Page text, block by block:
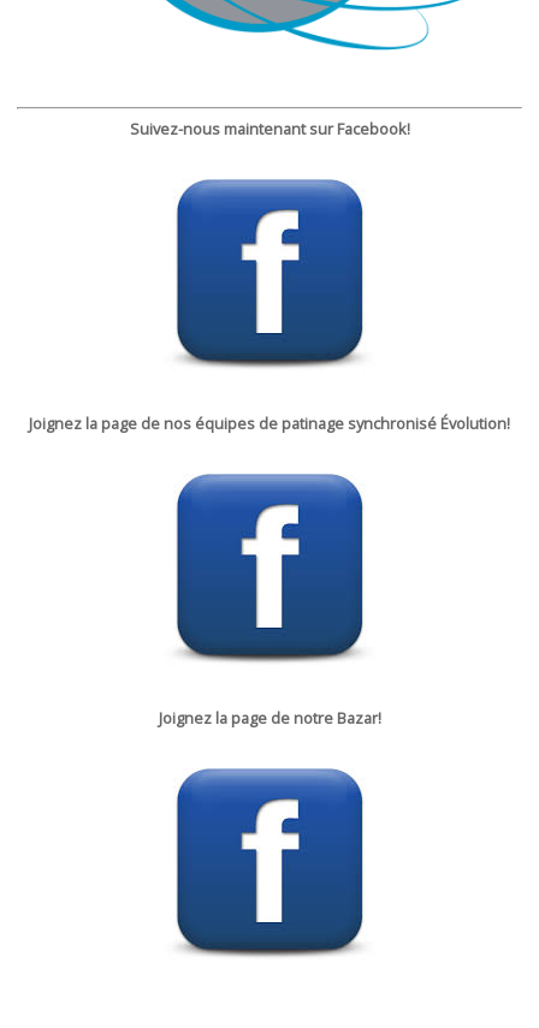
Suivez-nous maintenant sur Facebook!
Joignez la page de nos équipes de patinage synchronisé Évolution!
Joignez la page de notre Bazar!